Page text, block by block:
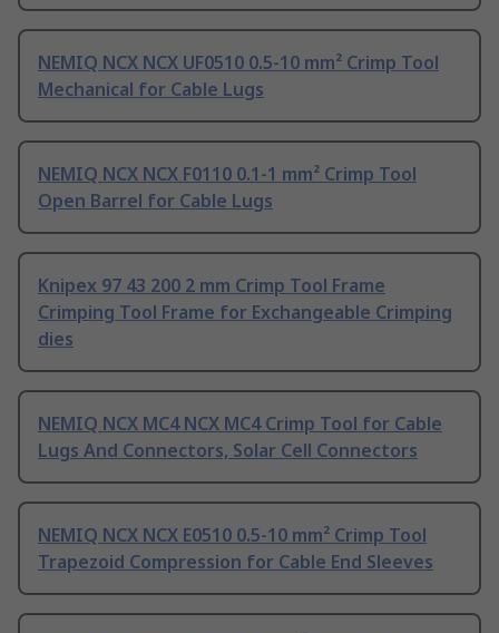
NEMIQ NCX NCX UF0510 0.5-10 mm² Crimp Tool
Mechanical for Cable Lugs
NEMIQ NCX NCX F0110 0.1-1 mm² Crimp Tool
Open Barrel for Cable Lugs
Knipex 97 43 200 2 mm Crimp Tool Frame
Crimping Tool Frame for Exchangeable Crimping
dies
NEMIQ NCX MC4 NCX MC4 Crimp Tool for Cable
Lugs And Connectors, Solar Cell Connectors
NEMIQ NCX NCX E0510 0.5-10 mm² Crimp Tool
Trapezoid Compression for Cable End Sleeves